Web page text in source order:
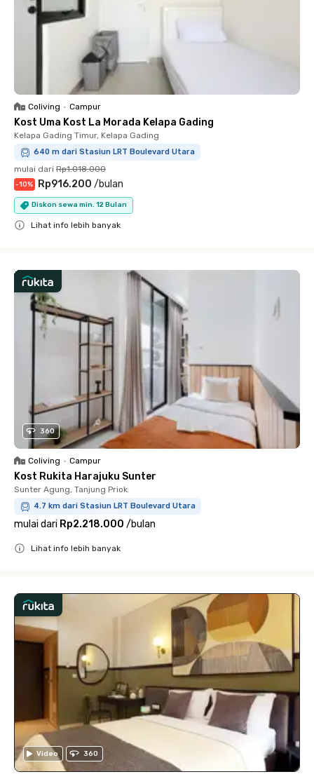
Coliving • Campur
Kost Uma Kost La Morada Kelapa Gading
Kelapa Gading Timur, Kelapa Gading
640 m dari Stasiun LRT Boulevard Utara
mulai dari Rp1.018.000
-10% Rp916.200 /bulan
Diskon sewa min. 12 Bulan
Lihat info lebih banyak
360
Coliving • Campur
Kost Rukita Harajuku Sunter
Sunter Agung, Tanjung Priok
4.7 km dari Stasiun LRT Boulevard Utara
mulai dari Rp2.218.000 /bulan
Lihat info lebih banyak
Video 360